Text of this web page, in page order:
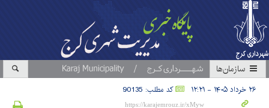
سازمان‎ها
۲۶ خرداد ۱۴۰۵ - ۱۲:۲۱ کد مطلب: 90135